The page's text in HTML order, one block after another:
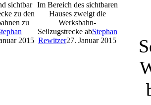
sichtbar
zu den
zu
2015
Im Bereich des sichtbaren
Hauses zweigt die
Werksbahn-
Seilzugstrecke abStephan
Rewitzer27. Januar 2015